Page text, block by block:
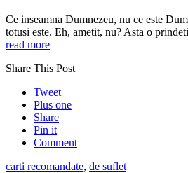
Ce inseamna Dumnezeu, nu ce este
totusi este. Eh, ametit, nu? Asta o
read more
Share This Post
Tweet
Plus one
Share
Pin it
Comment
carti recomandate, de suflet